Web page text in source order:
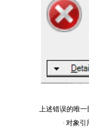
上述错误的唯
· 对象引